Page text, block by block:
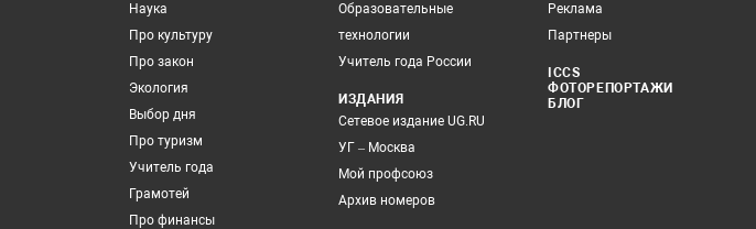
Наука
Про культуру
Про закон
Экология
Выбор дня
Про туризм
Учитель года
Грамотей
Про финансы
Образовательные
технологии
Учитель года России
ИЗДАНИЯ
Сетевое издание UG.RU
УГ – Москва
Мой профсоюз
Архив номеров
Реклама
Партнеры
ICCS
ФОТОРЕПОРТАЖИ
БЛОГ